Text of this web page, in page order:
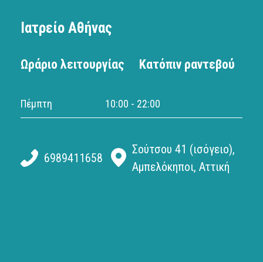
Ιατρείο Αθήνας
Ωράριο λειτουργίας Κατόπιν ραντεβού
Πέμπτη 10:00 - 22:00
6989411658
Σούτσου 41 (ισόγειο),
Αμπελόκηποι, Αττική